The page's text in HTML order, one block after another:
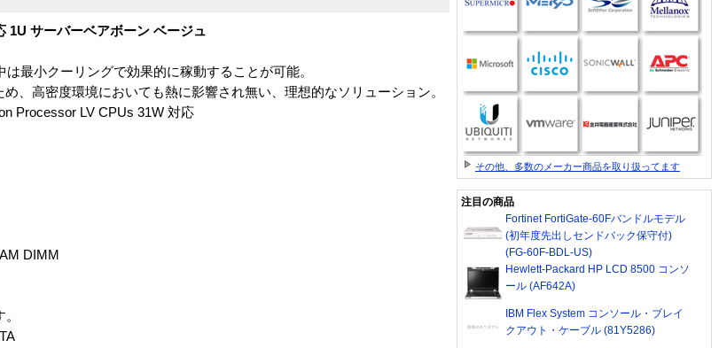
サーバーベアボーン ベージュ
最小クーリングで効果的に稼動することが可能。
、高密度環境においても熱に影響され無い、理想的なソリューション。
Processor LV CPUs 31W 対応
DIMM
その他、多数のメーカー商品を取り扱ってます
注目の商品
Fortinet FortiGate-60Fバンドルモデル
(初年度先出しセンドバック保守付)
(FG-60F-BDL-US)
Hewlett-Packard HP LCD 8500 コンソ
ール (AF642A)
IBM Flex System コンソール・ブレイ
クアウト・ケーブル (81Y5286)